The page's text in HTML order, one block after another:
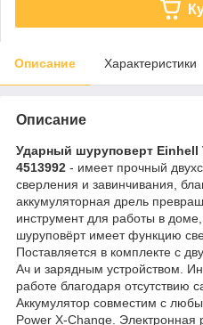
Описание Характеристики
Описание
Ударный шуруповерт Einhell
4513992 - имеет прочный
сверления и завинчивания,
аккумуляторная дрель
инструмент для работы в
шуруповёрт имеет функцию
Поставляется в комплекте с
Ач и зарядным устройством.
работе благодаря отсутствию
Аккумулятор совместим с
Power X-Change. Электронная